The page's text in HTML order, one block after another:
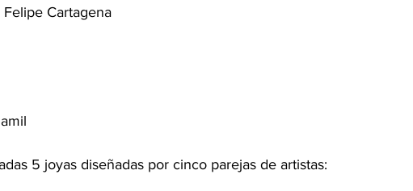
Cartagena
5 joyas diseñadas por cinco parejas de artistas: